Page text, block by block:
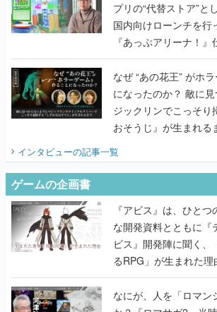
プリの“代替ストア”と
国内向けローンチを行
『あっぷアリーナ！
てみた
なぜ “あの花王” がホ
になったのか？ 敵に見つからないようにマ
ジックリンでこっそり
おそうじ』が生まれる
インタビューの記事一覧
ゲームの企画書
『アビス』は、ひと
な開発資料とともに『
ビス』開発陣に聞く、
るRPG」が生まれた
書】
なにが、人を「ロマン